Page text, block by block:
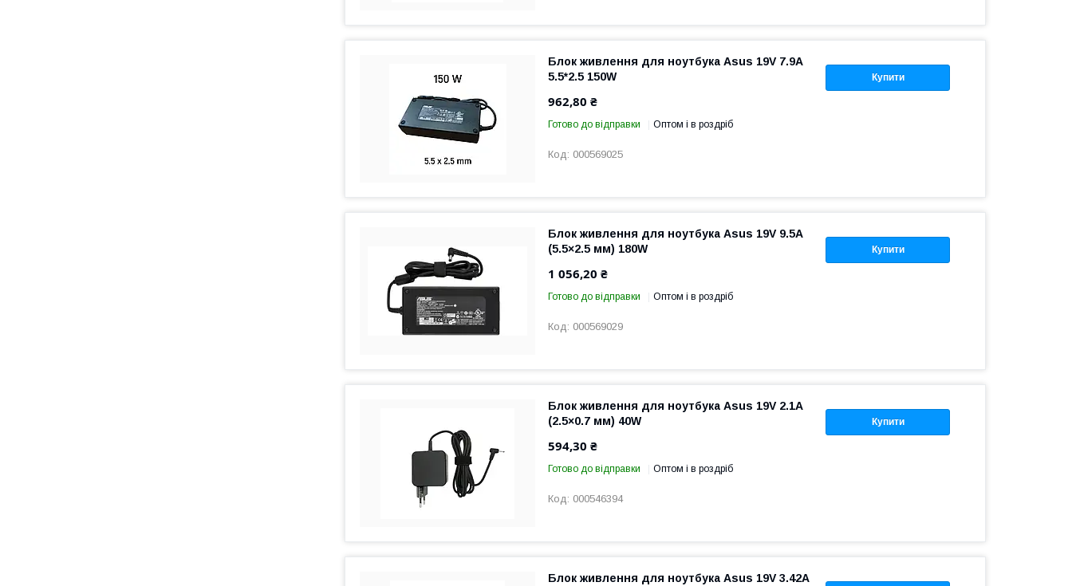
Купити
Блок живлення для ноутбука Asus 19V 7.9A
5.5*2.5 150W
962,80 ₴
Готово до відправки Оптом і в роздріб
000569025
Купити
Блок живлення для ноутбука Asus 19V 9.5A
(5.5×2.5 мм) 180W
1 056,20 ₴
Готово до відправки Оптом і в роздріб
000569029
Купити
Блок живлення для ноутбука Asus 19V 2.1A
(2.5×0.7 мм) 40W
594,30 ₴
Готово до відправки Оптом і в роздріб
000546394
Блок живлення для ноутбука Asus 19V 3.42A